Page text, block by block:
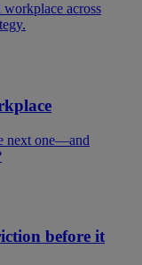
workplace across
next one—and
before it